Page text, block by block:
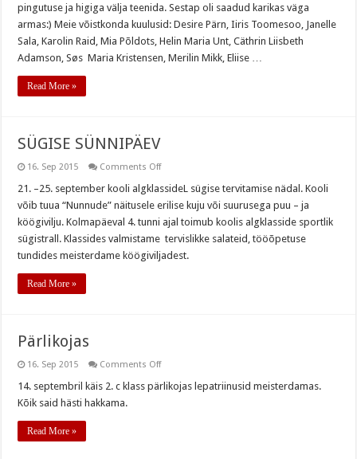
pingutuse ja higiga välja teenida. Sestap oli saadud karikas väga
armas:) Meie võistkonda kuulusid: Desire Pärn, Iiris Toomesoo, Janelle
Sala, Karolin Raid, Mia Põldots, Helin Maria Unt, Cäthrin Liisbeth
Adamson, Søs Maria Kristensen, Merilin Mikk, Eliise …
Read More »
SÜGISE SÜNNIPÄEV
16. Sep 2015 Comments Offon
SÜNNIPÄEV
21. –25. september kooli algklassideL sügise tervitamise nädal. Kooli
võib tuua “Nunnude” näitusele erilise kuju või suurusega puu – ja
köögivilju. Kolmapäeval 4. tunni ajal toimub koolis algklasside sportlik
sügistrall. Klassides valmistame tervislikke salateid, tööõpetuse
tundides meisterdame köögiviljadest.
Read More »
Pärlikojas
16. Sep 2015 Comments Offon
14. septembril käis 2. c klass pärlikojas lepatriinusid meisterdamas.
Kõik said hästi hakkama.
Read More »